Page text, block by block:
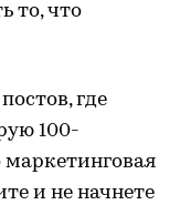
то, что
где
100-
маркетинговая
и не начнете